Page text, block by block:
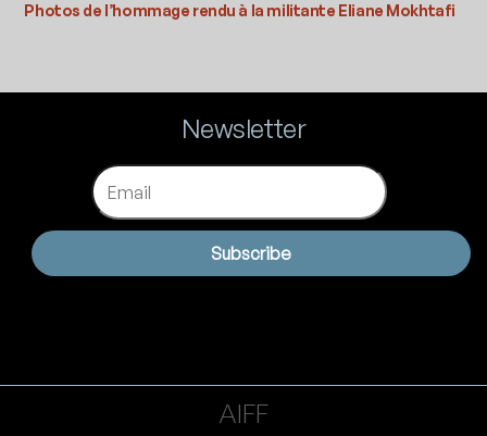
Photos de l’hommage rendu à la militante Eliane Mokhtafi
Newsletter
Email
Subscribe
AIFF